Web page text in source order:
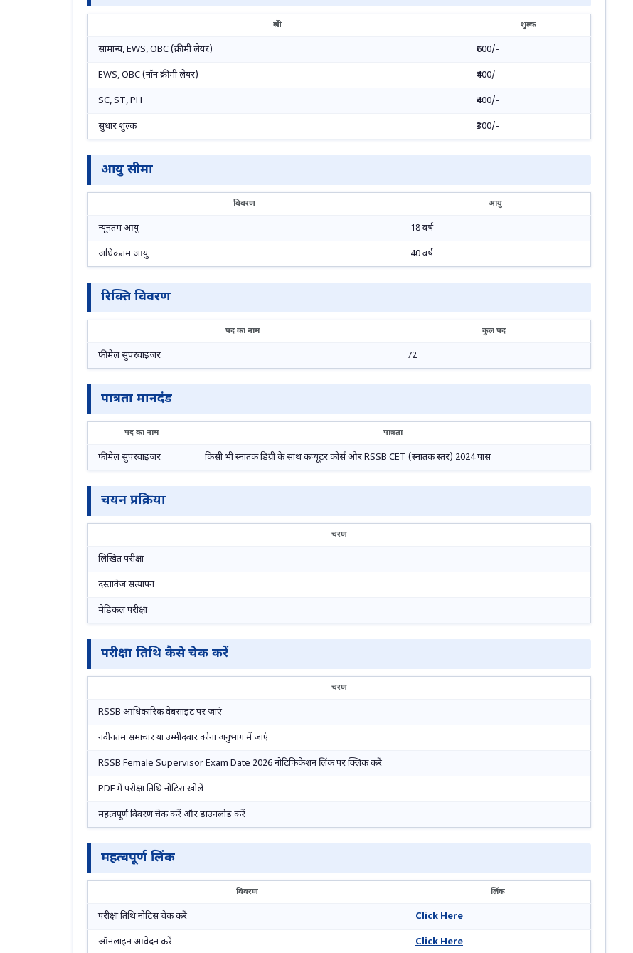
श्रेणी शुल्क
सामान्य, EWS, OBC (क्रीमी लेयर) ₹600/-
EWS, OBC (नॉन क्रीमी लेयर) ₹400/-
SC, ST, PH ₹400/-
सुधार शुल्क ₹300/-
आयु सीमा
विवरण आयु
न्यूनतम आयु 18 वर्ष
अधिकतम आयु 40 वर्ष
रिक्ति विवरण
पद का नाम कुल पद
फीमेल सुपरवाइजर 72
पात्रता मानदंड
पद का नाम पात्रता
फीमेल सुपरवाइजर किसी भी स्नातक डिग्री के साथ कंप्यूटर कोर्स और RSSB CET (स्नातक स्तर) 2024 पास
चयन प्रक्रिया
चरण
लिखित परीक्षा
दस्तावेज सत्यापन
मेडिकल परीक्षा
परीक्षा तिथि कैसे चेक करें
चरण
RSSB आधिकारिक वेबसाइट पर जाएं
नवीनतम समाचार या उम्मीदवार कोना अनुभाग में जाएं
RSSB Female Supervisor Exam Date 2026 नोटिफिकेशन लिंक पर क्लिक करें
PDF में परीक्षा तिथि नोटिस खोलें
महत्वपूर्ण विवरण चेक करें और डाउनलोड करें
महत्वपूर्ण लिंक
विवरण लिंक
परीक्षा तिथि नोटिस चेक करें Click Here
ऑनलाइन आवेदन करें Click Here